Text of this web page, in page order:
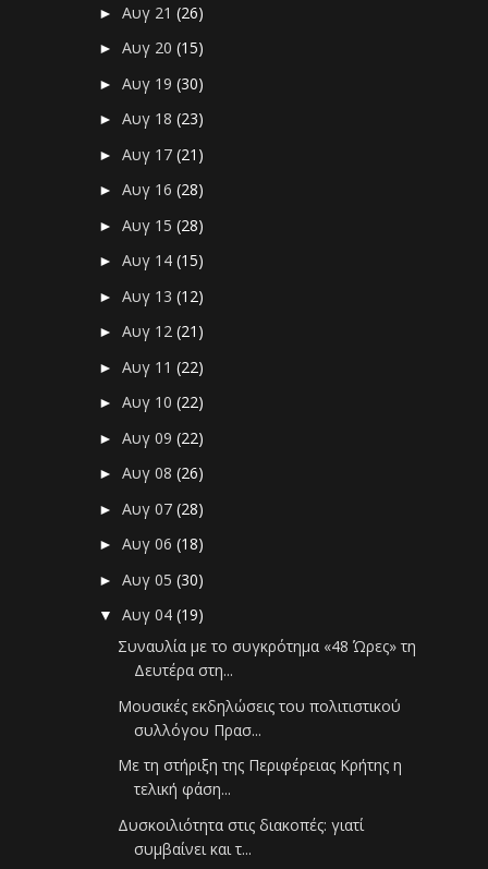
►Αυγ 21(26)
►Αυγ 20(15)
►Αυγ 19(30)
►Αυγ 18(23)
►Αυγ 17(21)
►Αυγ 16(28)
►Αυγ 15(28)
►Αυγ 14(15)
►Αυγ 13(12)
►Αυγ 12(21)
►Αυγ 11(22)
►Αυγ 10(22)
►Αυγ 09(22)
►Αυγ 08(26)
►Αυγ 07(28)
►Αυγ 06(18)
►Αυγ 05(30)
▼Αυγ 04(19)
Συναυλία με το συγκρότημα «48 Ώρες» τη
Δευτέρα στη...
Μουσικές εκδηλώσεις του πολιτιστικού
συλλόγου Πρασ...
Με τη στήριξη της Περιφέρειας Κρήτης η
τελική φάση...
Δυσκοιλιότητα στις διακοπές: γιατί
συμβαίνει και τ...